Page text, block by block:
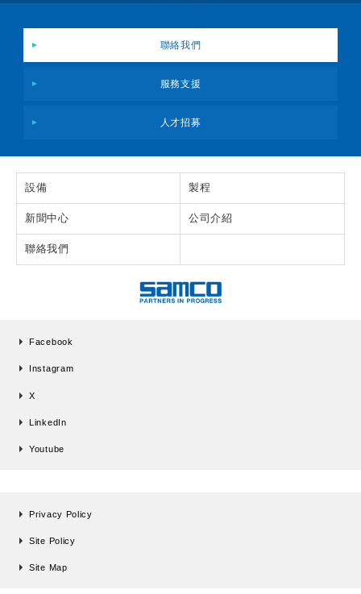
聯絡我們
服務支援
人才招募
設備 製程
新聞中心 公司介紹
聯絡我們
Facebook
Instagram
X
LinkedIn
Youtube
Privacy Policy
Site Policy
Site Map